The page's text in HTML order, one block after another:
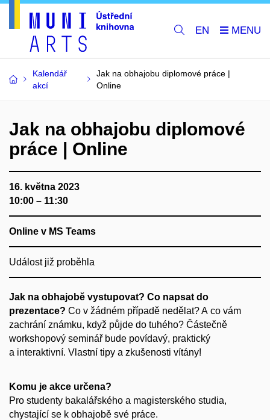
EN
Kalendář
akcí
Jak na obhajobu diplomové práce |
Online
Jak na obhajobu diplomové
práce | Online
16. května 2023
10:00 – 11:30
Online v MS Teams
Událost již proběhla
Jak na obhajobě vystupovat? Co napsat do
prezentace? Co v žádném případě nedělat? A co vám
zachrání známku, když půjde do tuhého? Částečně
workshopový seminář bude povídavý, praktický
a interaktivní. Vlastní tipy a zkušenosti vítány!
Komu je akce určena?
Pro studenty bakalářského a magisterského studia,
chystající se k obhajobě své práce.